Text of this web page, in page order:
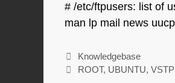
# /etc/ftpusers: list of
man lp mail news
Kategorien
Knowledgebase
Schlagwörter
ROOT, UBUNTU,VSTP